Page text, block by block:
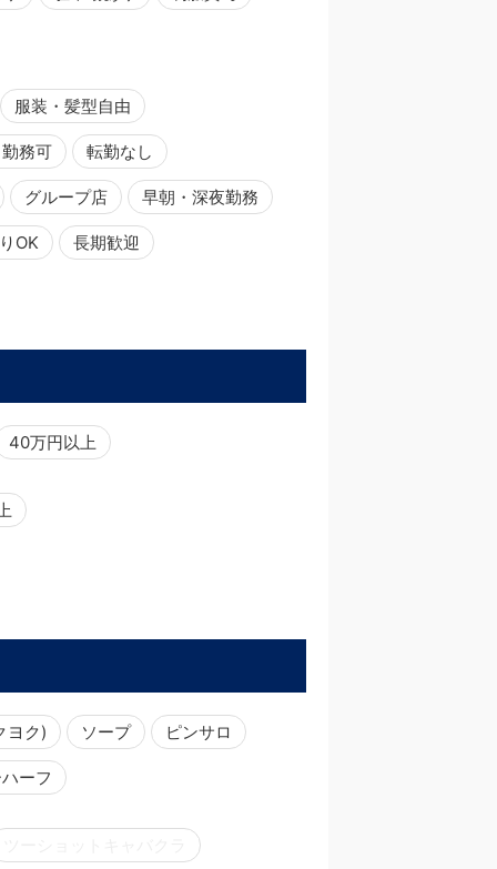
服装・髪型自由
務可 転勤なし
グループ店 早朝・深夜勤務
OK 長期歓迎
40万円以上
ヨク) ソープ ピンサロ
ーフ